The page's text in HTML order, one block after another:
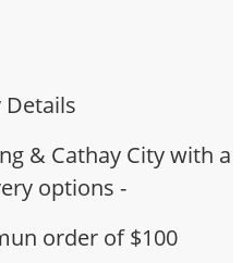
Details
& Cathay City with a
options -
order of $100